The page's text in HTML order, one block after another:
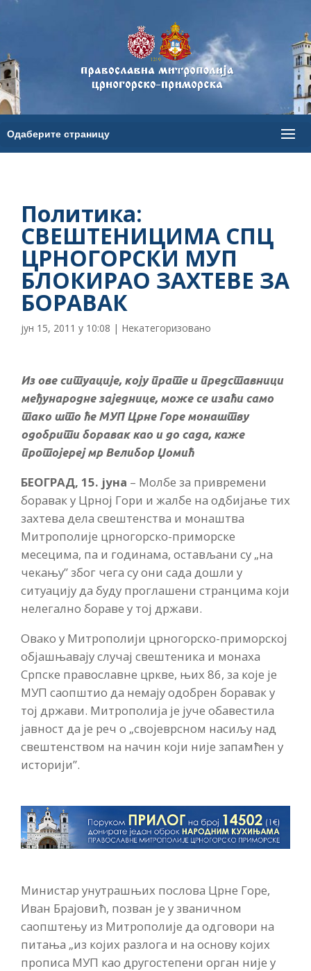
Политика:
СВЕШТЕНИЦИМА СПЦ
ЦРНОГОРСКИ МУП
БЛОКИРАО ЗАХТЕВЕ ЗА
БОРАВАК
јун 15, 2011 у 10:08 | Некатегоризовано
Из ове ситуације, коју прате и представници
међународне заједнице, може се изаћи само
тако што ће МУП Црне Горе монаштву
одобрити боравак као и до сада, каже
протојереј мр Велибор Џомић
БЕОГРАД, 15. јуна – Молбе за привремени
боравак у Црној Гори и жалбе на одбијање тих
захтева дела свештенства и монаштва
Митрополије црногорско-приморске
месецима, па и годинама, остављани су „на
чекању” због чега су они сада дошли у
ситуацију да буду проглашени странцима који
нелегално бораве у тој држави.
Овако у Митрополији црногорско-приморској
објашњавају случај свештеника и монаха
Српске православне цркве, њих 86, за које је
МУП саопштио да немају одобрен боравак у
тој држави. Митрополија је јуче обавестила
јавност да је реч о „својеврсном насиљу над
свештенством на начин који није запамћен у
историји”.
Министар унутрашњих послова Црне Горе,
Иван Брајовић, позван је у званичном
саопштењу из Митрополије да одговори на
питања „из којих разлога и на основу којих
прописа МУП као другостепени орган није у